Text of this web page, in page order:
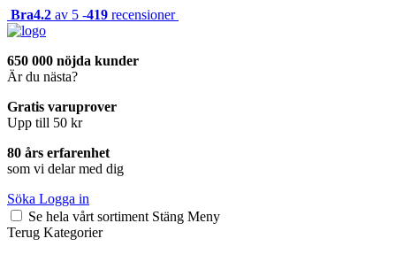
Bra4.2 av 5 -419 recensioner
650 000 nöjda kunder
Är du nästa?
Gratis varuprover
Upp till 50 kr
80 års erfarenhet
som vi delar med dig
Söka Logga in
Se hela vårt sortiment Stäng Meny
Terug Kategorier